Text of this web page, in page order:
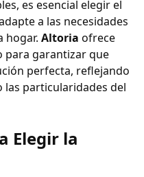
es esencial elegir el
a las necesidades
hogar. Altoria ofrece
para garantizar que
perfecta, reflejando
particularidades del
Elegir la